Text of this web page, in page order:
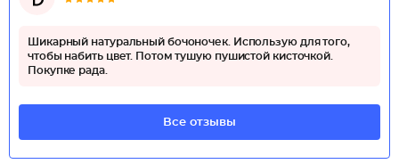
Шикарный натуральный бочоночек. Использую для того,
чтобы набить цвет. Потом тушую пушистой кисточкой.
Покупке рада.
Все отзывы